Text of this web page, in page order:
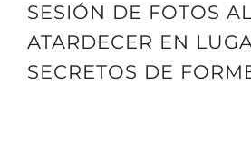
SESIÓN DE FOTOS
ATARDECER EN
SECRETOS DE